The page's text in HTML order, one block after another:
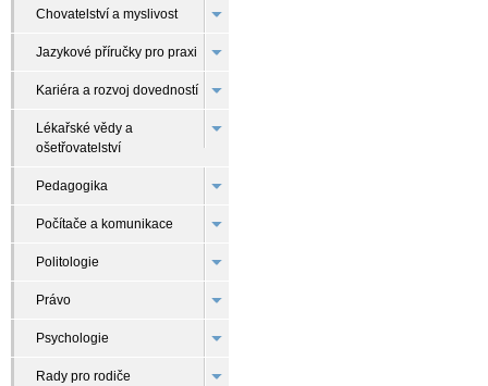
Chovatelství a myslivost
Jazykové příručky pro praxi
Kariéra a rozvoj dovedností
Lékařské vědy a
ošetřovatelství
Pedagogika
Počítače a komunikace
Politologie
Právo
Psychologie
Rady pro rodiče